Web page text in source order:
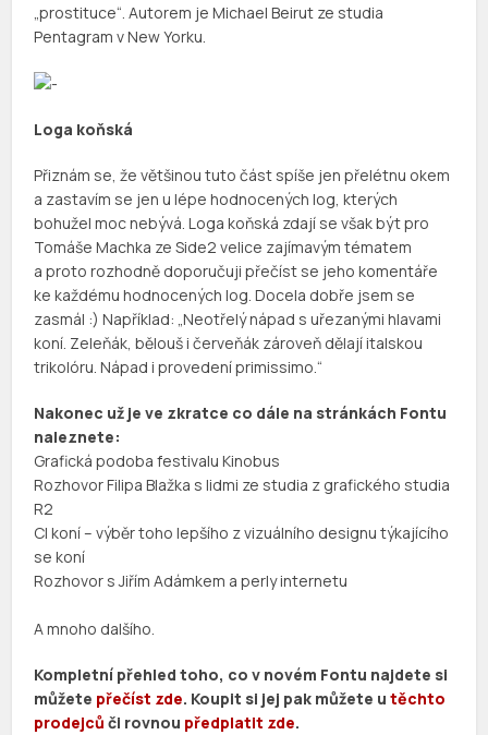
„prostituce“. Autorem je Michael Beirut ze studia
Pentagram v New Yorku.
Loga koňská
Přiznám se, že většinou tuto část spíše jen přelétnu okem
a zastavím se jen u lépe hodnocených log, kterých
bohužel moc nebývá. Loga koňská zdají se však být pro
Tomáše Machka ze Side2 velice zajímavým tématem
a proto rozhodně doporučuji přečíst se jeho komentáře
ke každému hodnocených log. Docela dobře jsem se
zasmál :) Například: „Neotřelý nápad s uřezanými hlavami
koní. Zeleňák, bělouš i červeňák zároveň dělají italskou
trikolóru. Nápad i provedení primissimo.“
Nakonec už je ve zkratce co dále na stránkách Fontu
naleznete:
Grafická podoba festivalu Kinobus
Rozhovor Filipa Blažka s lidmi ze studia z grafického studia
R2
CI koní – výběr toho lepšího z vizuálního designu týkajícího
se koní
Rozhovor s Jiřím Adámkem a perly internetu
A mnoho dalšího.
Kompletní přehled toho, co v novém Fontu najdete si
můžete přečíst zde. Koupit si jej pak můžete utěchto
prodejců či rovnou předplatit zde.